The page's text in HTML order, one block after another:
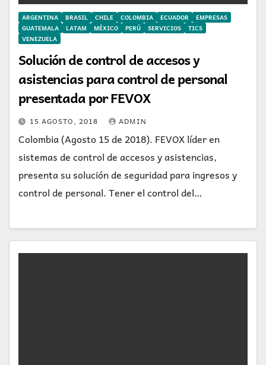
ARGENTINA BRASIL CHILE COLOMBIA ECUADOR
EMPRESAS
GUATEMALA
LATAM MÉXICO PERÚ SERVICIOS
TICS
VENEZUELA
Solución de control de accesos y
asistencias para control de personal
presentada por FEVOX
15 AGOSTO, 2018 ADMIN
Colombia (Agosto 15 de 2018). FEVOX líder en
sistemas de control de accesos y asistencias,
presenta su solución de seguridad para ingresos y
control de personal. Tener el control del…